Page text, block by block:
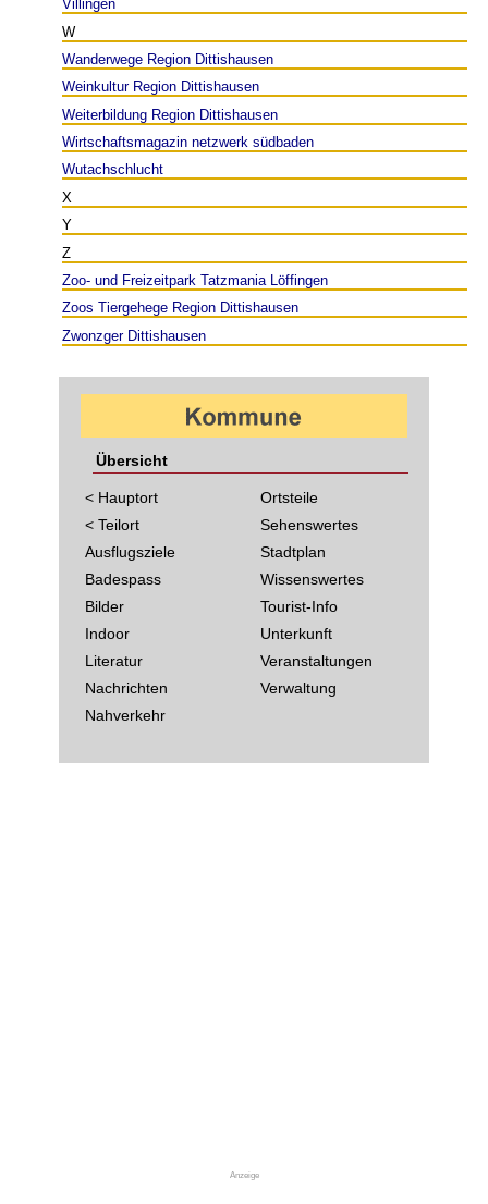
Villingen
W
Wanderwege Region Dittishausen
Weinkultur Region Dittishausen
Weiterbildung Region Dittishausen
Wirtschaftsmagazin netzwerk südbaden
Wutachschlucht
X
Y
Z
Zoo- und Freizeitpark Tatzmania Löffingen
Zoos Tiergehege Region Dittishausen
Zwonzger Dittishausen
Übersicht
< Hauptort
< Teilort
Ausflugsziele
Badespass
Bilder
Indoor
Literatur
Nachrichten
Nahverkehr
Ortsteile
Sehenswertes
Stadtplan
Wissenswertes
Tourist-Info
Unterkunft
Veranstaltungen
Verwaltung
Anzeige